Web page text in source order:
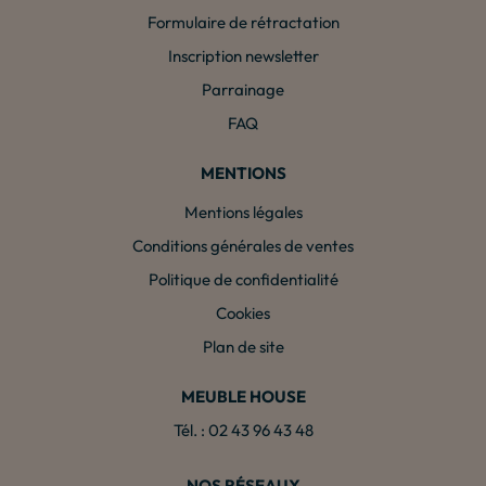
Formulaire de rétractation
Inscription newsletter
Parrainage
FAQ
MENTIONS
Mentions légales
Conditions générales de ventes
Politique de confidentialité
Cookies
Plan de site
MEUBLE HOUSE
Tél. : 02 43 96 43 48